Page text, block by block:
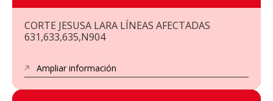
CORTE JESUSA LARA LÍNEAS AFECTADAS
631,633,635,N904
Ampliar información